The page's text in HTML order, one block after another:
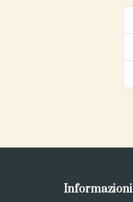
Informazioni